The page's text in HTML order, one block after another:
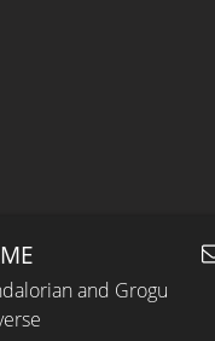
and Grogu